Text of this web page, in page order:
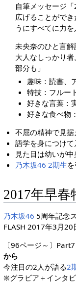
自筆メッセージ
広げることがで
うにすべてに力を
未央奈のひと言
大人なしっかり者
部分も」
趣味：読書、
特技：フルー
好きな言葉：
好きな食べ物
不屈の精神で見
語学を身につけて
見た目は幼いが
乃木坂46 2期生
2017年早春
乃木坂46 5周年記念
FLASH 2017年3月20
〔96ページ～〕Part7
から
今注目の2人が語る2
※グラビア＋インタ